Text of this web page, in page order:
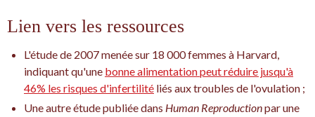
Lien vers les ressources
L'étude de 2007 menée sur 18 000 femmes à Harvard,
indiquant qu'une bonne alimentation peut réduire jusqu'à
46% les risques d'infertilité liés aux troubles de l'ovulation ;
Une autre étude publiée dans Human Reproductionpar une